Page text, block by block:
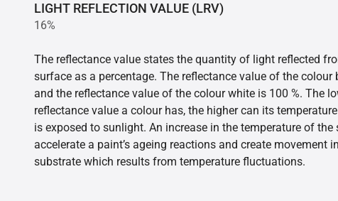
LIGHT REFLECTION VALUE (LRV)
16%
The reflectance value states the quantity of light reflected
surface as a percentage. The reflectance value of the colour
and the reflectance value of the colour white is 100 %. The
reflectance value a colour has, the higher can its
is exposed to sunlight. An increase in the temperature of the
accelerate a paint’s ageing reactions and create movement
substrate which results from temperature fluctuations.